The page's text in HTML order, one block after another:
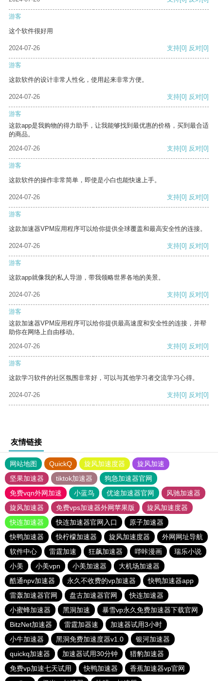
游客
这个软件很好用
2024-07-26 支持[0] 反对[0]
游客
这款软件的设计非常人性化，使用起来非常方便。
2024-07-26 支持[0] 反对[0]
游客
这款app是我购物的得力助手，让我能够找到最优惠的价格，买到最合适
的商品。
2024-07-26
支持[0] 反对[0]
游客
这款软件的操作非常简单，即使是小白也能快速上手。
2024-07-26 支持[0] 反对[0]
游客
这款加速器VPM应用程序可以给你提供全球覆盖和最高安全性的连接。
2024-07-26 支持[0] 反对[0]
游客
这款app就像我的私人导游，带我领略世界各地的美景。
2024-07-26 支持[0] 反对[0]
游客
这款加速器VPM应用程序可以给你提供最高速度和安全性的连接，并帮
助你在网络上自由移动。
2024-07-26
支持[0] 反对[0]
游客
这款学习软件的社区氛围非常好，可以与其他学习者交流学习心得。
2024-07-26 支持[0] 反对[0]
友情链接
网站地图 QuickQ 旋风加速度器
旋风加速
坚果加速器
tiktok加速器
狗急加速器官网
免费vqn外网加速
小蓝鸟 优途加速器官网
风驰加速器
旋风加速器
免费vps加速器外网苹果版
旋风加速度器
快连加速器
快连加速器官网入口
原子加速器
快鸭加速器
快柠檬加速器 旋风加速度器
外网网址导航
软件中心
雷霆加速 狂飙加速器 哔咔漫画
瑞乐小说
小美
小美vpn 小美加速器
大机场加速器
酷通npv加速器
永久不收费的vp加速器
快鸭加速器app
雷轰加速器官网
盘古加速器官网
快连加速器
小蜜蜂加速器
黑洞加速
暴雪vp永久免费加速器下载官网
BitzNet加速器
雷霆加器速
加速器试用3小时
小牛加速器
黑洞免费加速度器v1.0
银河加速器
quickq加速器
加速器试用30分钟
猎豹加速器
免费vp加速七天试用
快鸭加速器
香蕉加速器vp官网